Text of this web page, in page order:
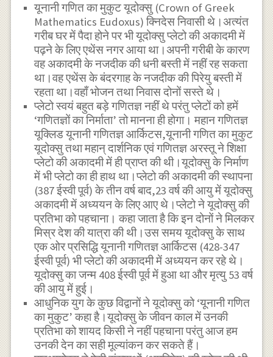
यूनानी गणित का मुकुट यूदोक्सु (Crown of Greek
Mathematics Eudoxus) क्निदेस निवासी थे।अत्यंत
गरीब घर में पैदा होने पर भी यूदोक्सु प्लेटो की अकादमी में
पढ़ने के लिए एथेंस नगर आया था।अपनी गरीबी के कारण
वह अकादमी के नजदीक की धनी बस्ती में नहीं रह सकता
था।वह एथेंस के बंदरगाह के नजदीक की पिरेयु बस्ती में
रहता था।वहाँ भोजन तथा निवास दोनों सस्ते थे।
प्लेटो स्वयं बहुत बड़े गणितज्ञ नहीं थे परंतु प्लेटों को हमें
‘गणितज्ञों का निर्माता’ तो मानना ही होगा। महान गणितज्ञ
यूक्लिड यूनानी गणितज्ञ आर्किटस,यूनानी गणित का मुकुट
यूदोक्सु तथा महान् दार्शनिक एवं गणितज्ञ अरस्तू ने शिक्षा
प्लेटो की अकादमी में ही प्राप्त की थी।यूदोक्सु के निर्माण
में भी प्लेटो का ही हाथ था।प्लेटो की अकादमी की स्थापना
(387 ईस्वी पूर्व) के तीन वर्ष बाद,23 वर्ष की आयु में यूदोक्सु
अकादमी में अध्ययन के लिए आए थे।प्लेटो ने यूदोक्सु की
प्रतिभा को पहचाना। कहा जाता है कि इन दोनों ने मिलकर
मिस्र देश की यात्रा की थी।उस समय यूदोक्सु के साथ
एक ओर प्रसिद्धि यूनानी गणितज्ञ आर्किटस (428-347
ईस्वी पूर्व) भी प्लेटो की अकादमी में अध्ययन कर रहे थे।
यूदोक्सु का जन्म 408 ईस्वी पूर्व में हुआ था और मृत्यु 53 वर्ष
की आयु में हुई।
आधुनिक युग के कुछ विद्वानों ने यूदोक्सु को ‘यूनानी गणित
का मुकुट’ कहा है।यूदोक्सु के जीवन काल में उनकी
प्रतिभा को शायद किसी ने नहीं पहचाना परंतु आज हम
उनकी देन का सही मूल्यांकन कर सकते हैं।